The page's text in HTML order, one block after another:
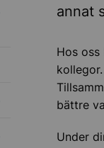
för
för Mark
för
annat
Hos
bättre
Under